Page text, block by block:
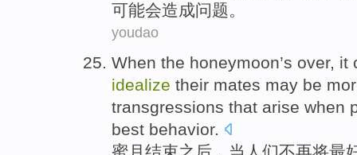
可能会造成问题。
youdao
When the honeymoon’s over, it
idealize their mates may be
transgressions that arise when
best behavior.